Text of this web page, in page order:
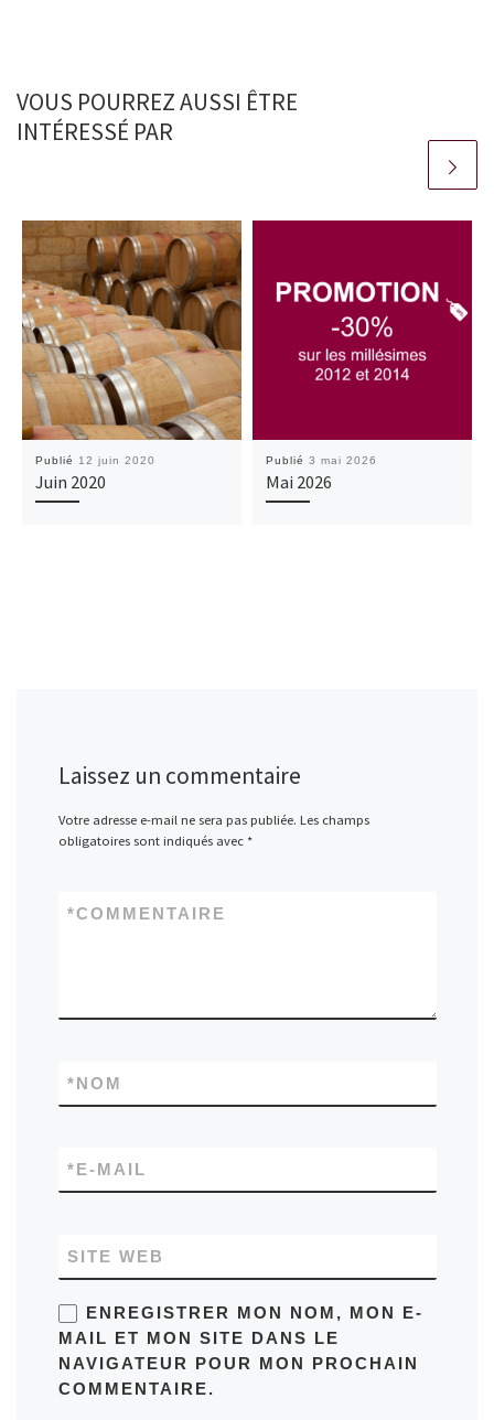
VOUS POURREZ AUSSI ÊTRE
INTÉRESSÉ PAR
Publié 12 juin 2020
Juin 2020
Publié 3 mai 2026
Mai 2026
Laissez un commentaire
Votre adresse e-mail ne sera pas publiée. Les champs
obligatoires sont indiqués avec *
COMMENTAIRE
*
NOM
*
E-MAIL
*
SITE WEB
ENREGISTRER MON NOM, MON E-
MAIL ET MON SITE DANS LE
NAVIGATEUR POUR MON PROCHAIN
COMMENTAIRE.